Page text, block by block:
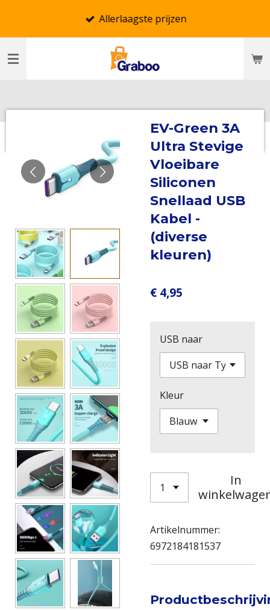
de
hoofdinhoud
Allerlaagste prijzen
EV-Green 3A
Ultra Stevige
Vloeibare
Siliconen
Snellaad USB
Kabel -
(diverse
kleuren)
€ 4,95
USB naar
Kleur
In
Artikelnummer:
6972184181537